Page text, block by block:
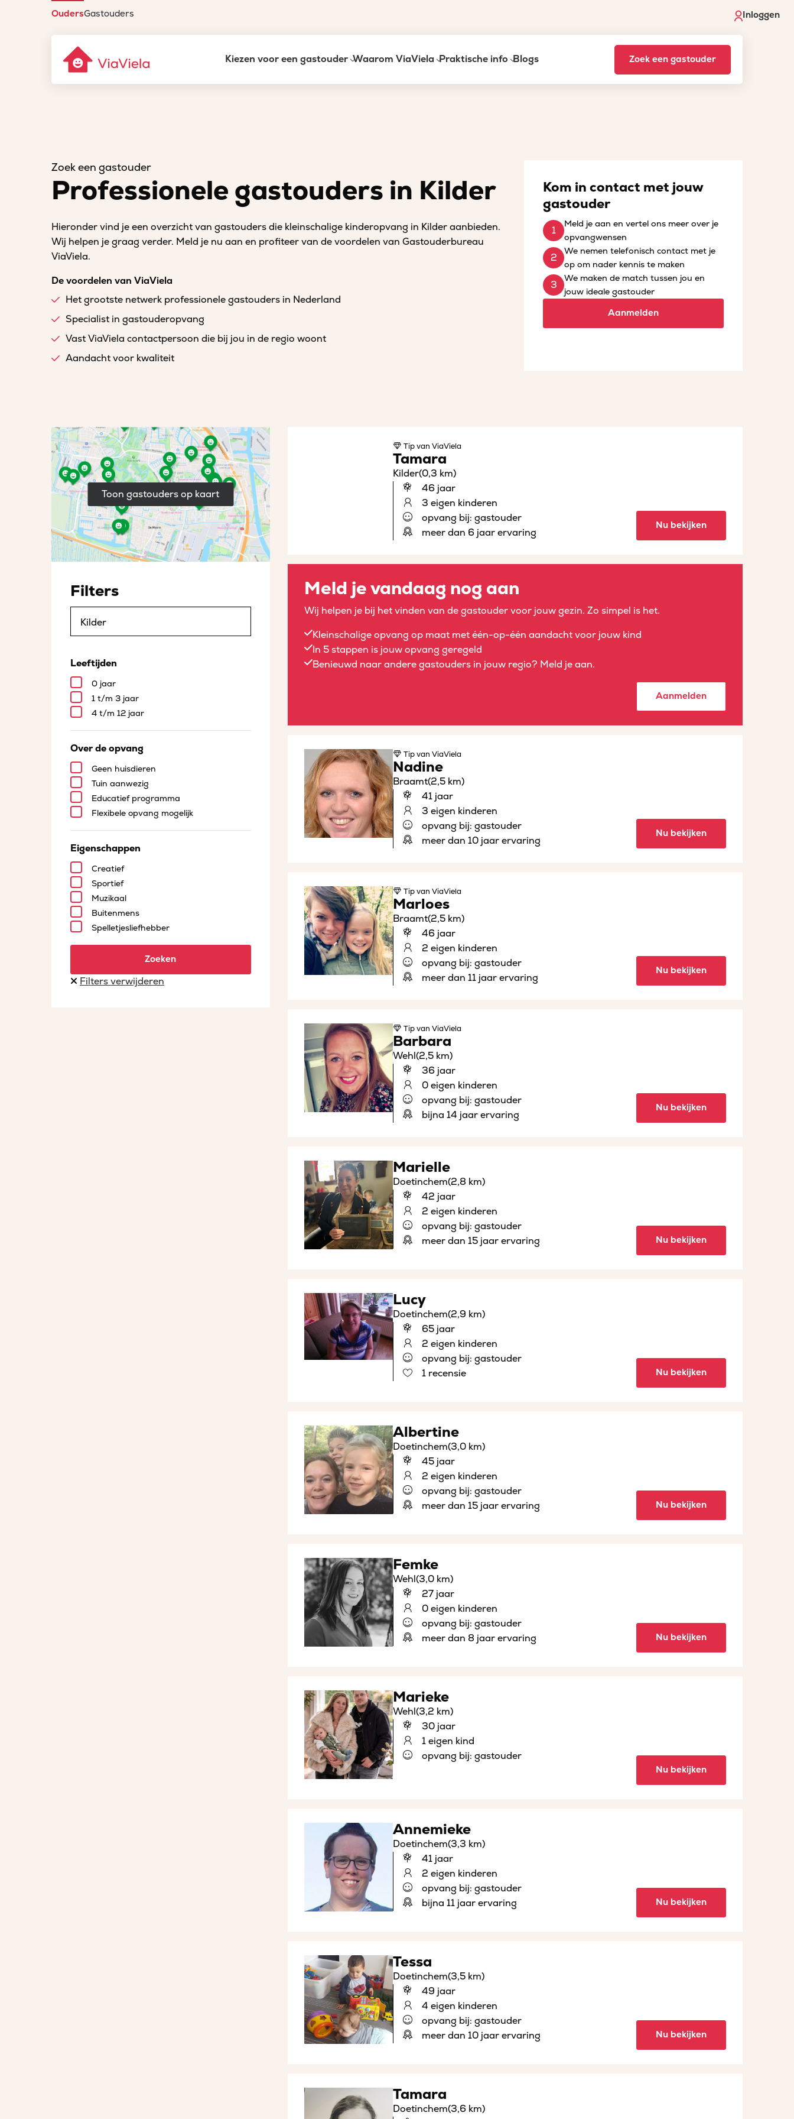
OudersGastouders Inloggen
Kiezen voor een gastouder Waarom ViaViela Praktische info Blogs Zoek een gastouder
Zoek een gastouder
Professionele gastouders in Kilder
Hieronder vind je een overzicht van gastouders die kleinschalige kinderopvang in Kilder aanbieden.
Wij helpen je graag verder. Meld je nu aan en profiteer van de voordelen van Gastouderbureau
ViaViela.
De voordelen van ViaViela
Het grootste netwerk professionele gastouders in Nederland
Specialist in gastouderopvang
Vast ViaViela contactpersoon die bij jou in de regio woont
Aandacht voor kwaliteit
Kom in contact met jouw
gastouder
Meld je aan en vertel ons meer over je
opvangwensen
We nemen telefonisch contact met je
op om nader kennis te maken
We maken de match tussen jou en
jouw ideale gastouder
Aanmelden
Toon gastouders op kaart
Filters
Leeftijden
0 jaar
1 t/m 3 jaar
4 t/m 12 jaar
Over de opvang
Geen huisdieren
Tuin aanwezig
Educatief programma
Flexibele opvang mogelijk
Eigenschappen
Creatief
Sportief
Muzikaal
Buitenmens
Spelletjesliefhebber
Zoeken
Filters verwijderen
Tipvan ViaViela
Tamara
Kilder(0,3 km)
46 jaar
3 eigen kinderen
opvang bij: gastouder
meer dan 6 jaar ervaring
Nu bekijken
Meld je vandaag nog aan
Wij helpen je bij het vinden van de gastouder voor jouw gezin. Zo simpel is het.
Kleinschalige opvang op maat met één-op-één aandacht voor jouw kind
In 5 stappen is jouw opvang geregeld
Benieuwd naar andere gastouders in jouw regio? Meld je aan.
Aanmelden
Tipvan ViaViela
Nadine
Braamt(2,5 km)
41 jaar
3 eigen kinderen
opvang bij: gastouder
meer dan 10 jaar ervaring
Nu bekijken
Tipvan ViaViela
Marloes
Braamt(2,5 km)
46 jaar
2 eigen kinderen
opvang bij: gastouder
meer dan 11 jaar ervaring
Nu bekijken
Tipvan ViaViela
Barbara
Wehl(2,5 km)
36 jaar
0 eigen kinderen
opvang bij: gastouder
bijna 14 jaar ervaring
Nu bekijken
Marielle
Doetinchem(2,8 km)
42 jaar
2 eigen kinderen
opvang bij: gastouder
meer dan 15 jaar ervaring
Nu bekijken
Lucy
Doetinchem(2,9 km)
65 jaar
2 eigen kinderen
opvang bij: gastouder
1 recensie
Nu bekijken
Albertine
Doetinchem(3,0 km)
45 jaar
2 eigen kinderen
opvang bij: gastouder
meer dan 15 jaar ervaring
Nu bekijken
Femke
Wehl(3,0 km)
27 jaar
0 eigen kinderen
opvang bij: gastouder
meer dan 8 jaar ervaring
Nu bekijken
Marieke
Wehl(3,2 km)
30 jaar
1 eigen kind
opvang bij: gastouder
Nu bekijken
Annemieke
Doetinchem(3,3 km)
41 jaar
2 eigen kinderen
opvang bij: gastouder
bijna 11 jaar ervaring
Nu bekijken
Tessa
Doetinchem(3,5 km)
49 jaar
4 eigen kinderen
opvang bij: gastouder
meer dan 10 jaar ervaring
Nu bekijken
Tamara
Doetinchem(3,6 km)